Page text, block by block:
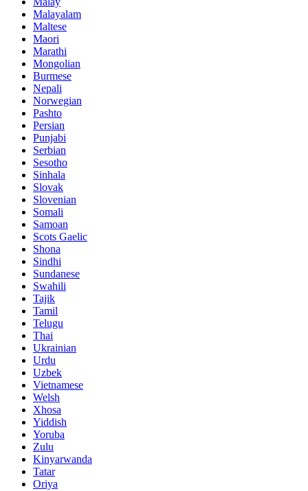
Malayalam
Maltese
Maori
Marathi
Mongolian
Burmese
Nepali
Norwegian
Pashto
Persian
Punjabi
Serbian
Sesotho
Sinhala
Slovak
Slovenian
Somali
Samoan
Scots Gaelic
Shona
Sindhi
Sundanese
Swahili
Tajik
Tamil
Telugu
Thai
Ukrainian
Urdu
Uzbek
Vietnamese
Welsh
Xhosa
Yiddish
Yoruba
Zulu
Kinyarwanda
Tatar
Oriya